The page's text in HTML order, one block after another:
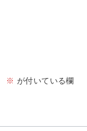
※ が付いている欄